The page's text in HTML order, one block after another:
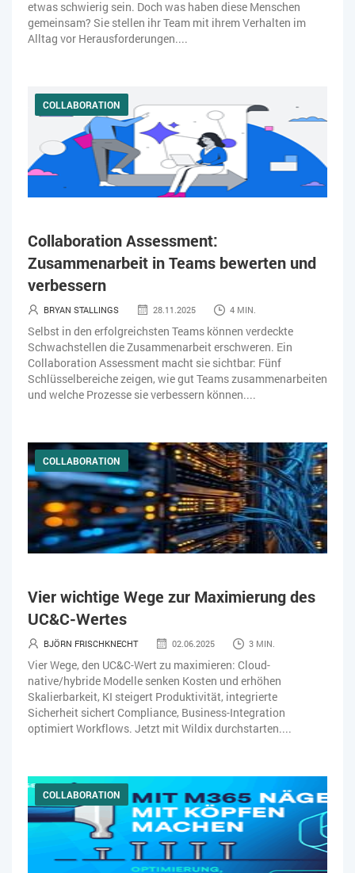
MARKETING MOBILE ONLINE-MARKETING
SERVICE SICHERHEIT
SOCIAL COMMERCE SOCIAL-MEDIA
SOFTWARE-AS-A-SERVICE SOFTWAREENTWICKLUNG
SWONET TRANSPORTLOGISTIK / LAGER
TRENDKOMPASS 2025 TRENDKOMPASS 2026
ZEITWIRTSCHAFT
etwas schwierig sein. Doch was haben diese Menschen
gemeinsam? Sie stellen ihr Team mit ihrem Verhalten im
Alltag vor Herausforderungen....
COLLABORATION
Collaboration Assessment:
Zusammenarbeit in Teams bewerten und
verbessern
BRYAN STALLINGS 28.11.2025 4 MIN.
Selbst in den erfolgreichsten Teams können verdeckte
Schwachstellen die Zusammenarbeit erschweren. Ein
Collaboration Assessment macht sie sichtbar: Fünf
Schlüsselbereiche zeigen, wie gut Teams zusammenarbeiten
und welche Prozesse sie verbessern können....
COLLABORATION
Vier wichtige Wege zur Maximierung des
UC&C-Wertes
BJÖRN FRISCHKNECHT 02.06.2025 3 MIN.
Vier Wege, den UC&C-Wert zu maximieren: Cloud-
native/hybride Modelle senken Kosten und erhöhen
Skalierbarkeit, KI steigert Produktivität, integrierte
Sicherheit sichert Compliance, Business-Integration
optimiert Workflows. Jetzt mit Wildix durchstarten....
COLLABORATION